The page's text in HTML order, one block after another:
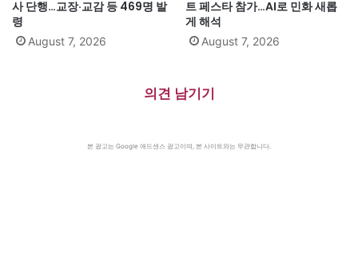
사 단행…교장·교감 등 469명 발
령
August 7, 2026
트 페스타 참가…AI로 민화 새롭
게 해석
August 7, 2026
의견 남기기
본 광고는 Google 애드센스 광고이며, 본 사이트와는 무관합니다.